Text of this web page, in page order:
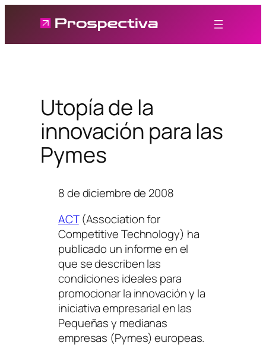
contenido
Utopía de la
innovación para las
Pymes
8 de diciembre de 2008
ACT(Association for
Competitive Technology) ha
publicado un informe en el
que se describen las
condiciones ideales para
promocionar la innovación y la
iniciativa empresarial en las
Pequeñas y medianas
empresas (Pymes) europeas.